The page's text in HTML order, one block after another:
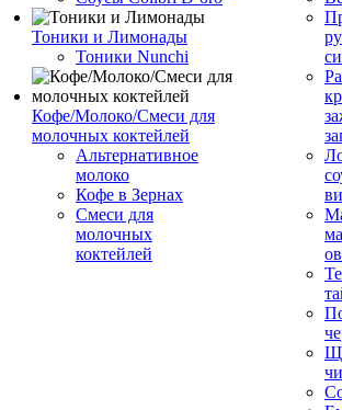
Тоники и Лимонады
Тоники Nunchi
Кофе/Молоко/Смеси для
молочных коктейлей
Альтернативное
молоко
Кофе в Зернах
Смеси для
молочных
коктейлей